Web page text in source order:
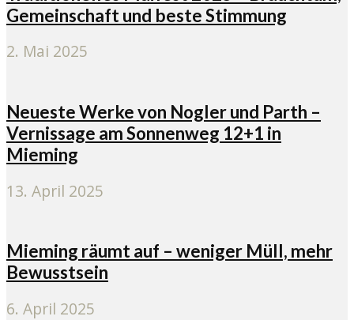
Gemeinschaft und beste Stimmung
2. Mai 2025
Neueste Werke von Nogler und Parth –
Vernissage am Sonnenweg 12+1 in
Mieming
13. April 2025
Mieming räumt auf – weniger Müll, mehr
Bewusstsein
6. April 2025